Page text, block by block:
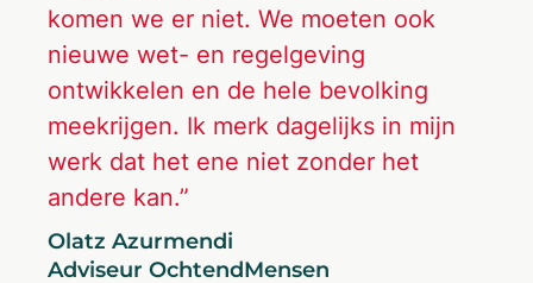
komen we er niet. We moeten ook
nieuwe wet- en regelgeving
ontwikkelen en de hele bevolking
meekrijgen. Ik merk dagelijks in mijn
werk dat het ene niet zonder het
andere kan.”
Olatz Azurmendi
Adviseur OchtendMensen